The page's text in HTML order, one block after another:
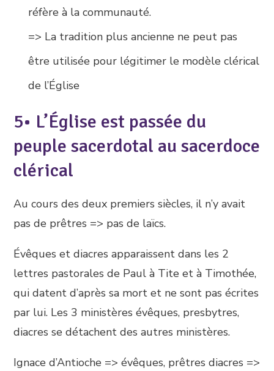
réfère à la communauté.
=> La tradition plus ancienne ne peut pas
être utilisée pour légitimer le modèle clérical
de l’Église
5• L’Église est passée du
peuple sacerdotal au sacerdoce
clérical
Au cours des deux premiers siècles, il n’y avait
pas de prêtres => pas de laïcs.
Évêques et diacres apparaissent dans les 2
lettres pastorales de Paul à Tite et à Timothée,
qui datent d’après sa mort et ne sont pas écrites
par lui. Les 3 ministères évêques, presbytres,
diacres se détachent des autres ministères.
Ignace d’Antioche => évêques, prêtres diacres =>